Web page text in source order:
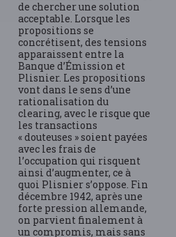
de chercher une solution
acceptable. Lorsque les
propositions se
concrétisent, des tensions
apparaissent entre la
Banque d’Émission et
Plisnier. Les propositions
vont dans le sens d’une
rationalisation du
clearing, avec le risque que
les transactions
« douteuses » soient payées
avec les frais de
l’occupation qui risquent
ainsi d’augmenter, ce à
quoi Plisnier s’oppose. Fin
décembre 1942, après une
forte pression allemande,
on parvient finalement à
un compromis, mais sans